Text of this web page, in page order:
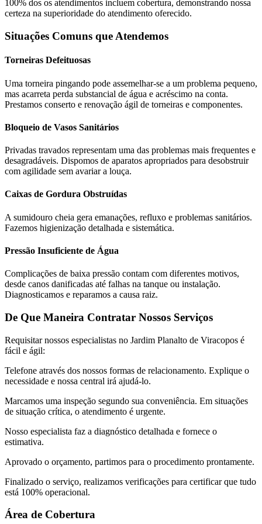
100% dos os atendimentos incluem cobertura, demonstrando nossa
certeza na superioridade do atendimento oferecido.
Situações Comuns que Atendemos
Torneiras Defeituosas
Uma torneira pingando pode assemelhar-se a um problema pequeno,
mas acarreta perda substancial de água e acréscimo na conta.
Prestamos conserto e renovação ágil de torneiras e componentes.
Bloqueio de Vasos Sanitários
Privadas travados representam uma das problemas mais frequentes e
desagradáveis. Dispomos de aparatos apropriados para desobstruir
com agilidade sem avariar a louça.
Caixas de Gordura Obstruídas
A sumidouro cheia gera emanações, refluxo e problemas sanitários.
Fazemos higienização detalhada e sistemática.
Pressão Insuficiente de Água
Complicações de baixa pressão contam com diferentes motivos,
desde canos danificadas até falhas na tanque ou instalação.
Diagnosticamos e reparamos a causa raiz.
De Que Maneira Contratar Nossos Serviços
Requisitar nossos especialistas no Jardim Planalto de Viracopos é
fácil e ágil:
Telefone através dos nossos formas de relacionamento. Explique o
necessidade e nossa central irá ajudá-lo.
Marcamos uma inspeção segundo sua conveniência. Em situações
de situação crítica, o atendimento é urgente.
Nosso especialista faz a diagnóstico detalhada e fornece o
estimativa.
Aprovado o orçamento, partimos para o procedimento prontamente.
Finalizado o serviço, realizamos verificações para certificar que tudo
está 100% operacional.
Área de Cobertura